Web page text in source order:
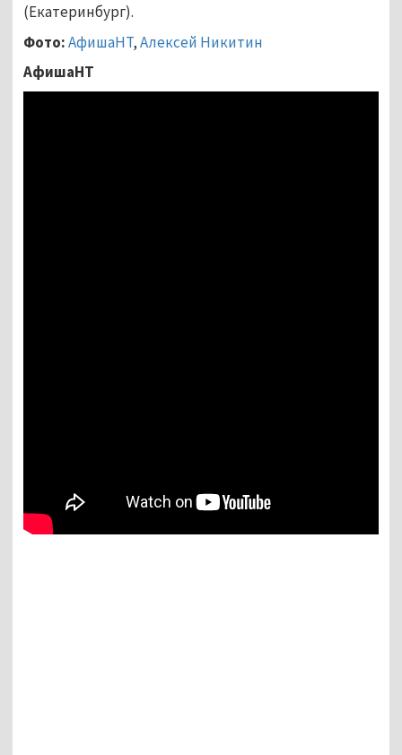
(Екатеринбург).
Фото:АфишаНТ,Алексей Никитин
АфишаНТ